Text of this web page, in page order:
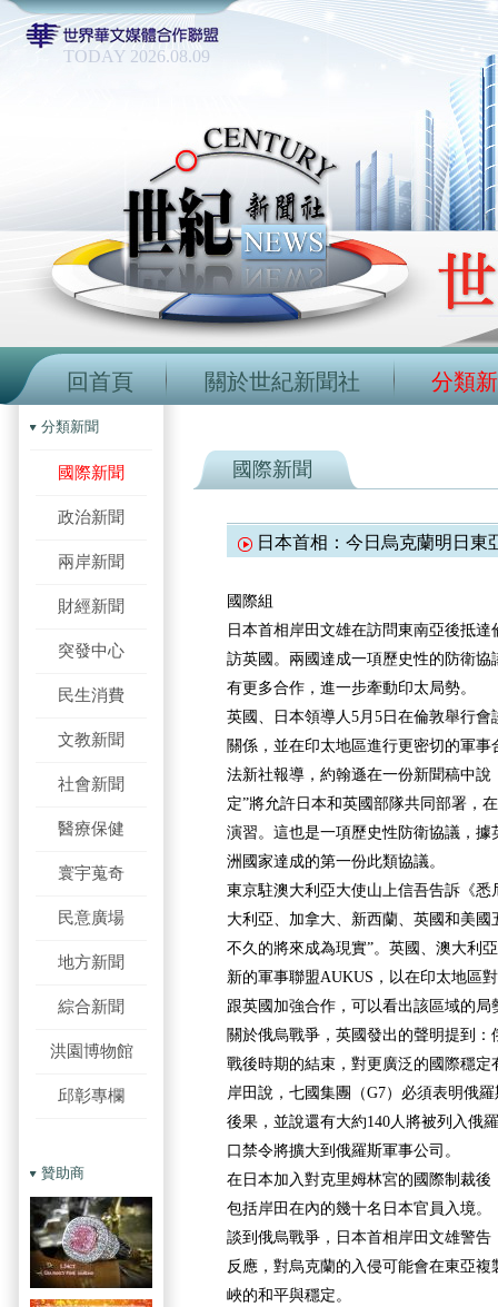
TODAY 2026.08.09
回首頁 關於世紀新聞社 分類
分類新聞
國際新聞
政治新聞
兩岸新聞
財經新聞
突發中心
民生消費
文教新聞
社會新聞
醫療保健
寰宇蒐奇
民意廣場
地方新聞
綜合新聞
洪園博物館
邱彰專欄
贊助商
國際新聞
日本首相：今日烏克蘭明日東
國際組
日本首相岸田文雄在訪問東南亞後抵
訪英國。兩國達成一項歷史性的防衛
有更多合作，進一步牽動印太局勢。
英國、日本領導人5月5日在倫敦舉行
關係，並在印太地區進行更密切的軍事
法新社報導，約翰遜在一份新聞稿中說
定”將允許日本和英國部隊共同部署，
演習。這也是一項歷史性防衛協議，
洲國家達成的第一份此類協議。
東京駐澳大利亞大使山上信吾告訴《
大利亞、加拿大、新西蘭、英國和美
不久的將來成為現實”。英國、澳大利
新的軍事聯盟AUKUS，以在印太地區
跟英國加強合作，可以看出該區域的局
關於俄烏戰爭，英國發出的聲明提到
戰後時期的結束，對更廣泛的國際穩定
岸田說，七國集團（G7）必須表明俄
後果，並說還有大約140人將被列入俄
口禁令將擴大到俄羅斯軍事公司。
在日本加入對克里姆林宮的國際制裁後
包括岸田在內的幾十名日本官員入境。
談到俄烏戰爭，日本首相岸田文雄警
反應，對烏克蘭的入侵可能會在東亞
峽的和平與穩定。